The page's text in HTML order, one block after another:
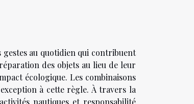
au quotidien qui contribuent
des objets au lieu de leur
écologique. Les combinaisons
à cette règle. À travers la
nautiques et responsabilité